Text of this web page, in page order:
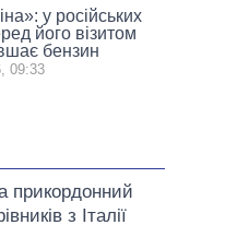
у російських
його візитом
бензин
09:33
прикордонний
з Італії